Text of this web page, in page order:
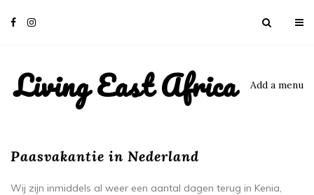
Living East Africa Add a menu
Paasvakantie in Nederland
Wij zijn inmiddels al weer een aantal dagen terug in Kenia,